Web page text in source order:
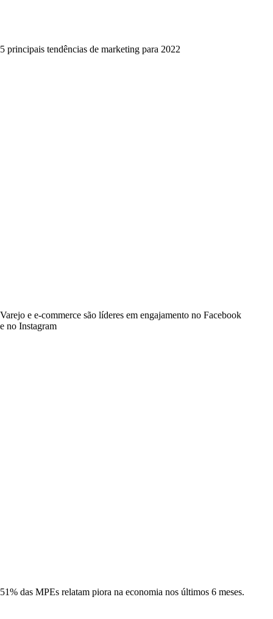
5 principais tendências de marketing para 2022
Varejo e e-commerce são líderes em engajamento no Facebook
e no Instagram
51% das MPEs relatam piora na economia nos últimos 6 meses.